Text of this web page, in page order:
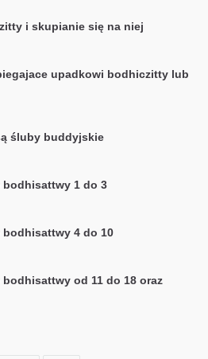
i skupianie się na niej
upadkowi bodhiczitty lub
śluby buddyjskie
1 do 3
4 do 10
od 11 do 18 oraz